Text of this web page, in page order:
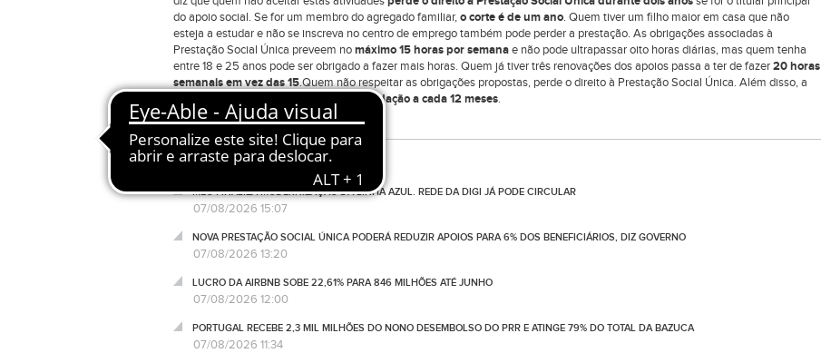
do apoio social. Se for um membro do agregado familiar,o corte é de um ano. Quem tiver um filho maior em casa que não
esteja a estudar e não se inscreva no centro de emprego também pode perder a prestação. As obrigações associadas à
Prestação Social Única preveem nomáximo 15 horas por semanae não pode ultrapassar oito horas diárias, mas quem tenha
entre 18 e 25 anos pode ser obrigado a fazer mais horas. Quem já tiver três renovações dos apoios passa a ter de fazer20 horas
semanais em vez das 15.Quem não respeitar as obrigações propostas, perde o direito à Prestação Social Única. Além disso, a
prestação é anual e está sujeita a revalidação a cada 12 meses.
MEO FINALIZA MODERNIZAÇÃO DA LINHA AZUL. REDE DA DIGI JÁ PODE CIRCULAR
07/08/2026 15:07
NOVA PRESTAÇÃO SOCIAL ÚNICA PODERÁ REDUZIR APOIOS PARA 6% DOS BENEFICIÁRIOS, DIZ GOVERNO
07/08/2026 13:20
LUCRO DA AIRBNB SOBE 22,61% PARA 846 MILHÕES ATÉ JUNHO
07/08/2026 12:00
PORTUGAL RECEBE 2,3 MIL MILHÕES DO NONO DESEMBOLSO DO PRR E ATINGE 79% DO TOTAL DA BAZUCA
07/08/2026 11:34